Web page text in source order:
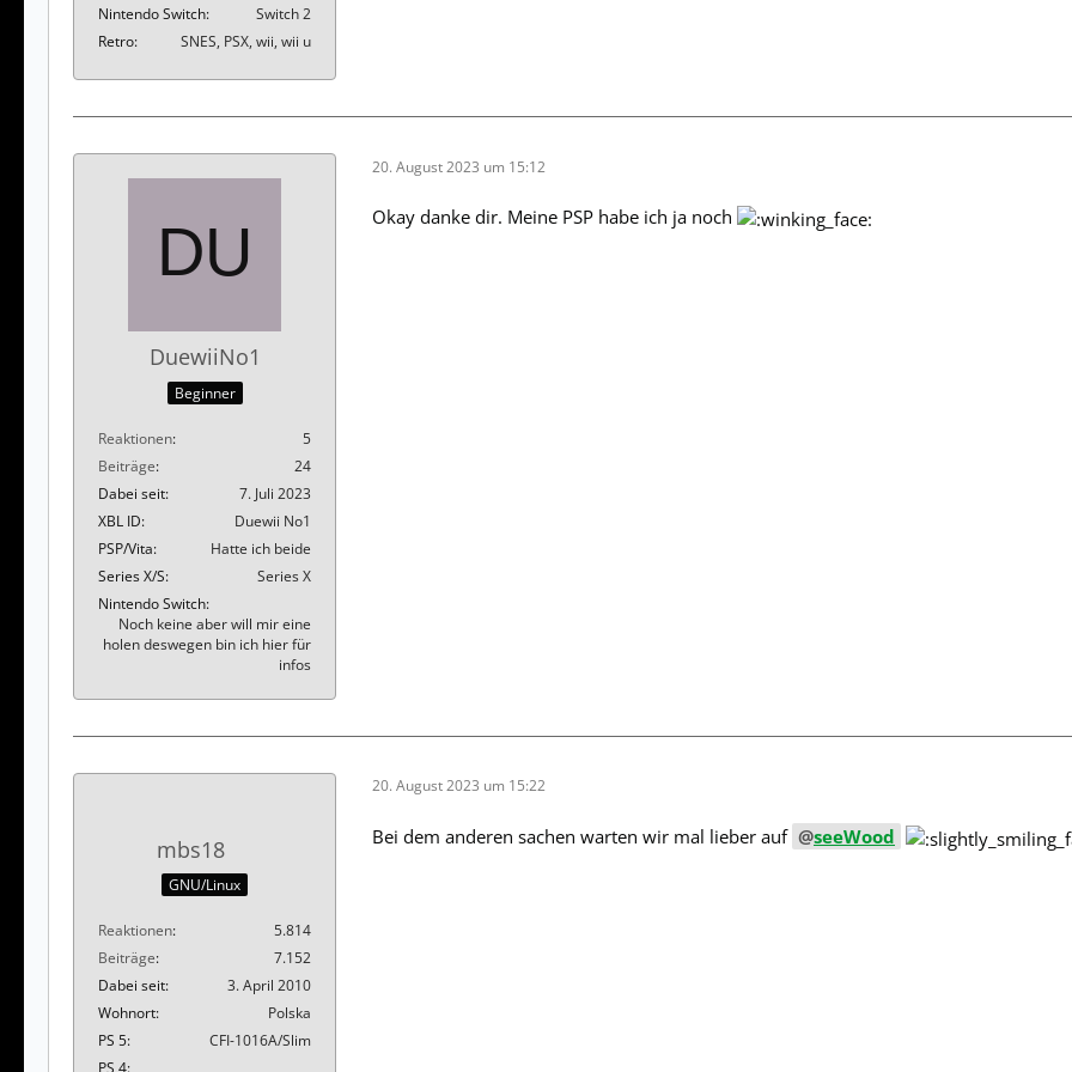
Nintendo Switch
Switch 2
Retro
SNES, PSX, wii, wii u
DuewiiNo1
Beginner
Reaktionen
5
Beiträge
24
Dabei seit
7. Juli 2023
XBL ID
Duewii No1
PSP/Vita
Hatte ich beide
Series X/S
Series X
Nintendo Switch
Noch keine aber will mir eine
holen deswegen bin ich hier für
infos
20. August 2023 um 15:12
Okay danke dir. Meine PSP habe ich ja noch
mbs18
GNU/Linux
Reaktionen
5.814
Beiträge
7.152
Dabei seit
3. April 2010
Wohnort
Polska
PS 5
CFI-1016A/Slim
20. August 2023 um 15:22
Bei dem anderen sachen warten wir mal lieber auf seeWood